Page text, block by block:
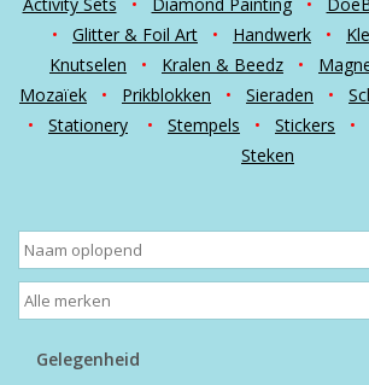
Creatief
Back to School
Puzzels & Spellen
Collectables
•
Glitter & Foil Art • Handwerk •
Knutselen
• Kralen & Beedz •
Mozaïek
• Prikblokken • Sieraden •
•
Stationery • Stempels • Stickers •
Steken
Gelegenheid